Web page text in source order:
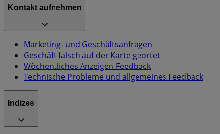
Kontakt aufnehmen
Marketing- und Geschäftsanfragen
Geschäft falsch auf der Karte geortet
Wöchentliches Anzeigen-Feedback
Technische Probleme und allgemeines Feedback
Indizes